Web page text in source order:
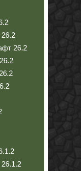
26.2